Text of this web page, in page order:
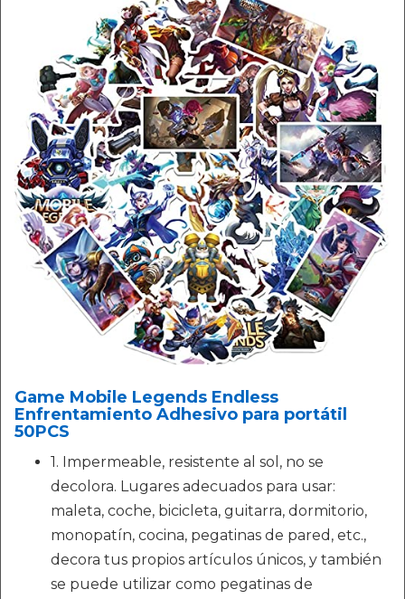
Game Mobile Legends Endless
Enfrentamiento Adhesivo para portátil
50PCS
1. Impermeable, resistente al sol, no se
decolora. Lugares adecuados para usar:
maleta, coche, bicicleta, guitarra, dormitorio,
monopatín, cocina, pegatinas de pared, etc.,
decora tus propios artículos únicos, y también
se puede utilizar como pegatinas de